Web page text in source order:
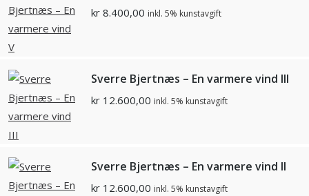
kr 8.400,00 inkl. 5% kunstavgift
Sverre Bjertnæs – En varmere vind III
kr 12.600,00 inkl. 5% kunstavgift
Sverre Bjertnæs – En varmere vind II
kr 12.600,00 inkl. 5% kunstavgift